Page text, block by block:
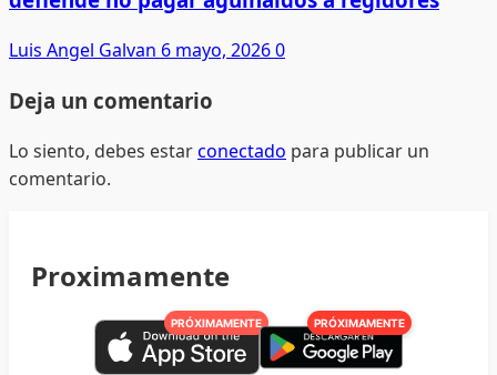
Luis Angel Galvan 6 mayo, 20260
Deja un comentario
Lo siento, debes estarconectado para publicar un
comentario.
Proximamente
PRÓXIMAMENTE PRÓXIMAMENTE